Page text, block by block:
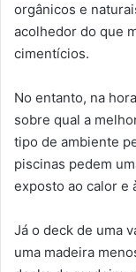
orgânicos e
acolhedor do que
cimentícios.
No entanto, na
sobre qual a
tipo de ambiente
piscinas pedem
exposto ao calor e
Já o deck de uma
uma madeira